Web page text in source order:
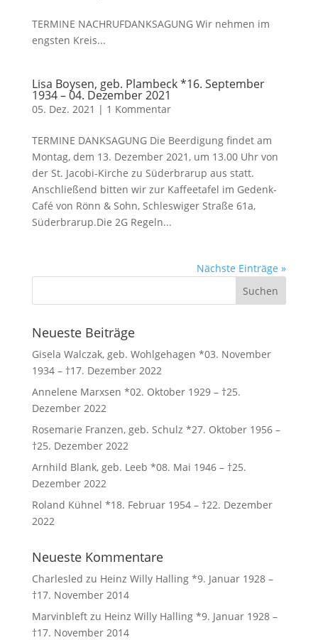
TERMINE NACHRUFDANKSAGUNG Wir nehmen im
engsten Kreis...
Lisa Boysen, geb. Plambeck *16. September
1934 – 04. Dezember 2021
05. Dez. 2021 | 1 Kommentar
TERMINE DANKSAGUNG Die Beerdigung findet am
Montag, dem 13. Dezember 2021, um 13.00 Uhr von
der St. Jacobi-Kirche zu Süderbrarup aus statt.
Anschließend bitten wir zur Kaffeetafel im Gedenk-
Café von Rönn & Sohn, Schleswiger Straße 61a,
Süderbrarup.Die 2G Regeln...
Nächste Einträge »
Neueste Beiträge
Gisela Walczak, geb. Wohlgehagen *03. November
1934 – †17. Dezember 2022
Annelene Marxsen *02. Oktober 1929 – †25.
Dezember 2022
Rosemarie Franzen, geb. Schulz *27. Oktober 1956 –
†25. Dezember 2022
Arnhild Blank, geb. Leeb *08. Mai 1946 – †25.
Dezember 2022
Roland Kühnel *18. Februar 1954 – †22. Dezember
2022
Neueste Kommentare
Charlesled zu Heinz Willy Halling *9. Januar 1928 –
†17. November 2014
Marvinbleftzu Heinz Willy Halling *9. Januar 1928 –
†17. November 2014